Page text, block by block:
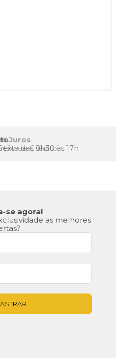
das 8h30 às 17h
se agora!
as melhores